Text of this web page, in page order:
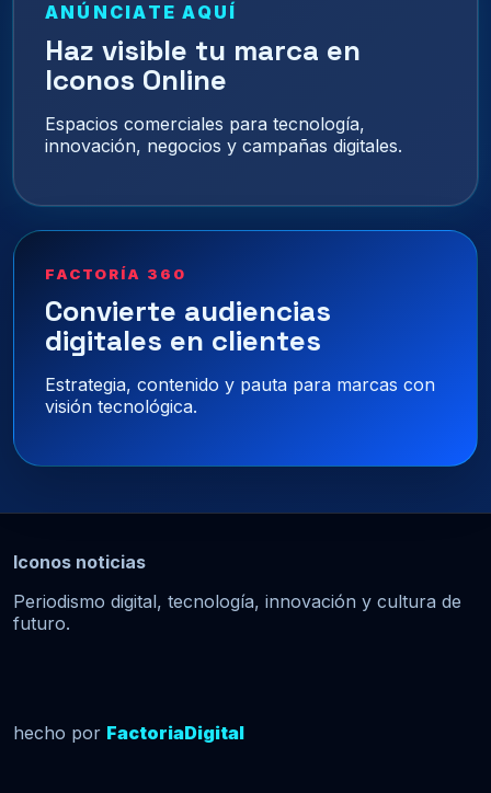
ANÚNCIATE AQUÍ
Haz visible tu marca en
Iconos Online
Espacios comerciales para tecnología,
innovación, negocios y campañas digitales.
FACTORÍA 360
Convierte audiencias
digitales en clientes
Estrategia, contenido y pauta para marcas con
visión tecnológica.
Iconos noticias
Periodismo digital, tecnología, innovación y cultura de
futuro.
hecho por FactoriaDigital